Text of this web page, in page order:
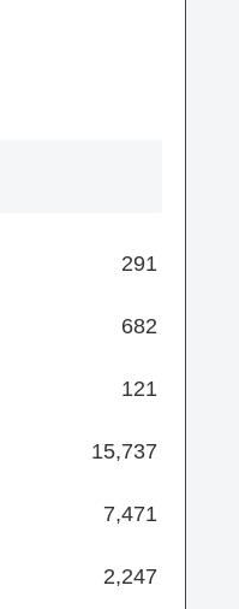
291
682
121
15,737
7,471
2,247